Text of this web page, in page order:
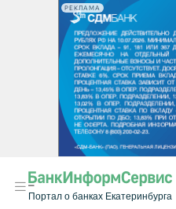
РЕКЛАМА
Портал о банках Екатеринбурга